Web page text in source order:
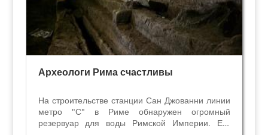
Археологи Рима счастливы
На строительстве станции Сан Джованни линии
метро "С" в Риме обнаружен огромный
резервуар для воды Римской Империи. Его